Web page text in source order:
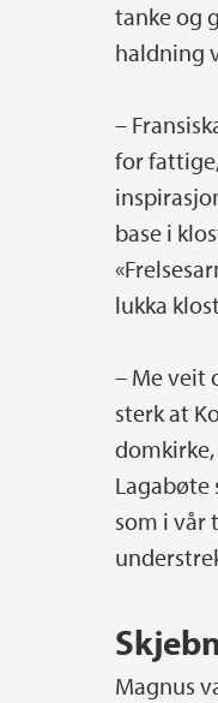
tanke og
haldning
–
for
base i
lukka
– Me veit
sterk at
Lagabøte
som i vår
Magnus